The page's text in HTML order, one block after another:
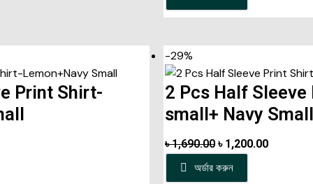
Print Shirt-
-29%
2 Pcs Half
small+ Navy Small
৳1,690.00 ৳ 1,200.00
অর্ডার করুন